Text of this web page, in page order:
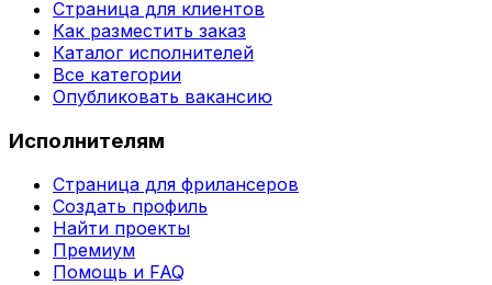
Страница для клиентов
Как разместить заказ
Каталог исполнителей
Все категории
Опубликовать вакансию
Исполнителям
Страница для фрилансеров
Создать профиль
Найти проекты
Премиум
Помощь и FAQ